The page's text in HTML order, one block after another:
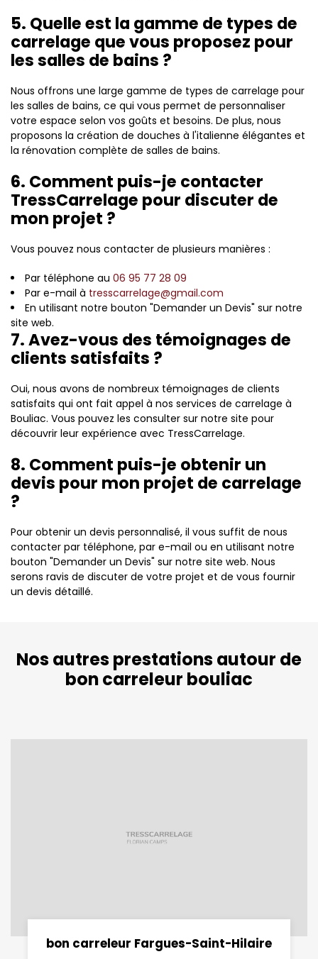
5. Quelle est la gamme de types de
carrelage que vous proposez pour
les salles de bains ?
Nous offrons une large gamme de types de carrelage pour
les salles de bains, ce qui vous permet de personnaliser
votre espace selon vos goûts et besoins. De plus, nous
proposons la création de douches à l'italienne élégantes et
la rénovation complète de salles de bains.
6. Comment puis-je contacter
TressCarrelage pour discuter de
mon projet ?
Vous pouvez nous contacter de plusieurs manières :
Par téléphone au 06 95 77 28 09
Par e-mail à tresscarrelage@gmail.com
En utilisant notre bouton "Demander un Devis" sur notre
site web.
7. Avez-vous des témoignages de
clients satisfaits ?
Oui, nous avons de nombreux témoignages de clients
satisfaits qui ont fait appel à nos services de carrelage à
Bouliac. Vous pouvez les consulter sur notre site pour
découvrir leur expérience avec TressCarrelage.
8. Comment puis-je obtenir un
devis pour mon projet de carrelage
?
Pour obtenir un devis personnalisé, il vous suffit de nous
contacter par téléphone, par e-mail ou en utilisant notre
bouton "Demander un Devis" sur notre site web. Nous
serons ravis de discuter de votre projet et de vous fournir
un devis détaillé.
Nos autres prestations autour de
bon carreleur bouliac
bon carreleur Fargues-Saint-Hilaire